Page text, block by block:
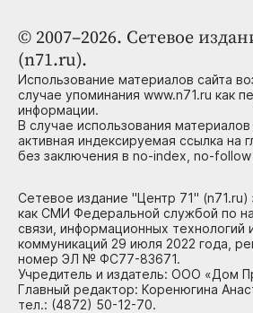
© 2007–2026. Сетевое
(n71.ru).
Использование материалов сайта
случае упоминания www.n71.ru как
информации.
В случае использования материалов
активная индексируемая ссылка на
без заключения в no-index, no-follow
Сетевое издание "Центр 71" (n71.ru)
как СМИ Федеральной службой по
связи, информационных технологий
коммуникаций 29 июля 2022 года,
номер ЭЛ № ФС77-83671.
Учредитель и издатель: ООО «Дом
Главный редактор: Коренюгина
тел.: (4872) 50-12-70.